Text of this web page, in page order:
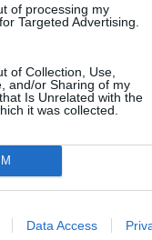
of processing my
Targeted Advertising.
of Collection, Use,
and/or Sharing of my
Is Unrelated with the
it was collected.
Data Access